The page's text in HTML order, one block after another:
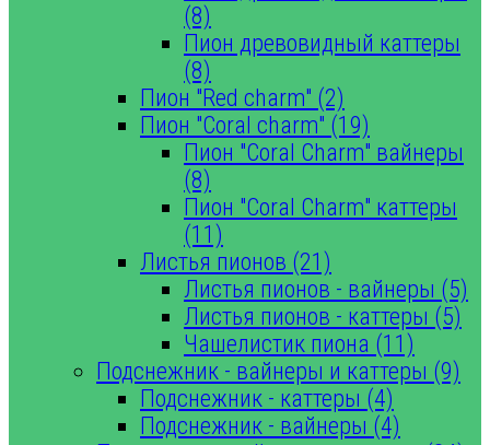
(8)
Пион древовидный каттеры
(8)
Пион "Red charm" (2)
Пион "Coral charm" (19)
Пион "Coral Charm" вайнеры
(8)
Пион "Coral Charm" каттеры
(11)
Листья пионов (21)
Листья пионов - вайнеры (5)
Листья пионов - каттеры (5)
Чашелистик пиона (11)
Подснежник - вайнеры и каттеры (9)
Подснежник - каттеры (4)
Подснежник - вайнеры (4)